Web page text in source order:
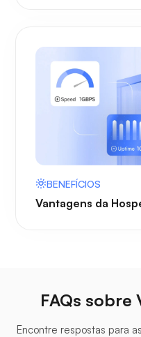
BENEFÍCIOS
Vantagens da
FAQs sobre
Encontre respostas para